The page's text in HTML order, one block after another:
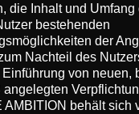
die Inhalt und Umfang
bestehenden
der
Nachteil des
von neuen,
angelegten
AMBITION behält sich